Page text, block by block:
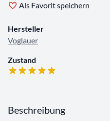
Als Favorit speichern
Hersteller
Voglauer
Zustand
Beschreibung